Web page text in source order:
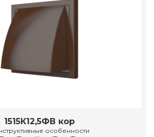
1515К12,5ФВ кор
особенности